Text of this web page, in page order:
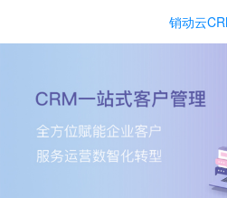
销动云